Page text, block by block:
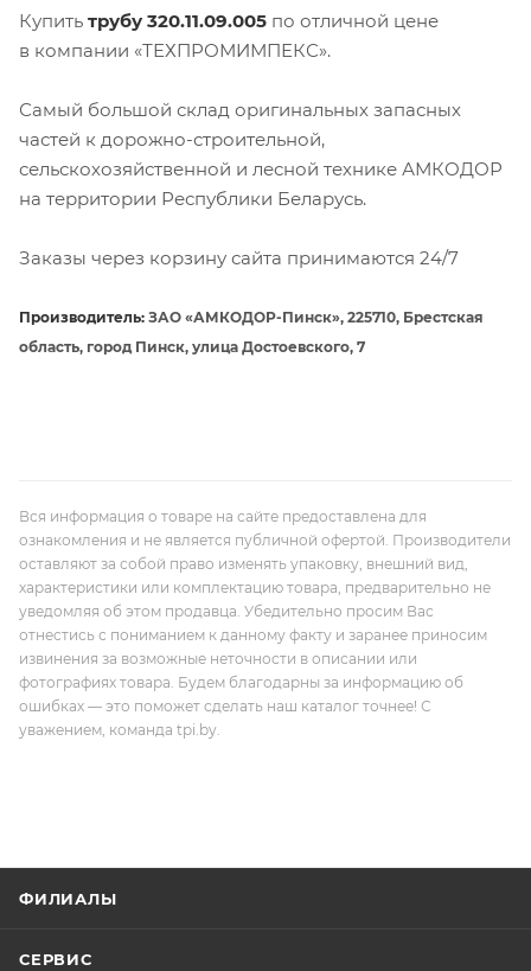
Купить трубу 320.11.09.005 по отличной цене
в компании «ТЕХПРОМИМПЕКС».
Самый большой склад оригинальных запасных
частей к дорожно-строительной,
сельскохозяйственной и лесной технике АМКОДОР
на территории Республики Беларусь.
Заказы через корзину сайта принимаются 24/7
Производитель: ЗАО «АМКОДОР-Пинск», 225710, Брестская
область, город Пинск, улица Достоевского, 7
Вся информация о товаре на сайте предоставлена для
ознакомления и не является публичной офертой. Производители
оставляют за собой право изменять упаковку, внешний вид,
характеристики или комплектацию товара, предварительно не
уведомляя об этом продавца. Убедительно просим Вас
отнестись с пониманием к данному факту и заранее приносим
извинения за возможные неточности в описании или
фотографиях товара. Будем благодарны за информацию об
ошибках — это поможет сделать наш каталог точнее! С
уважением, команда tpi.by.
ФИЛИАЛЫ
СЕРВИС